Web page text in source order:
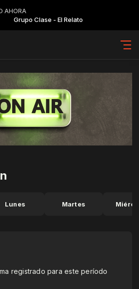
AHORA
Grupo Clase - El Relato
Lunes Martes
registrado para este período